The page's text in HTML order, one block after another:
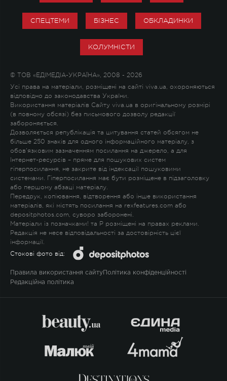
СПЕЦТЕМИ БІЗНЕС ОБКЛАДИНКИ
КОЛУМНІСТИ
© ТОВ «ЕДІМЕДІА-УКРАЇНА», 2008 - 2026
Усі права на матеріали, розміщені на сайті viva.ua, охороняються
відповідно до законодавства України.
Використання матеріалів Сайту viva.ua в оригінальному розмірі
(в повному обсязі) без письмового дозволу редакції
забороняється.
Дозволяється републікація та цитування статей обсягом не
більше 250 знаків для одного інформаційного матеріалу, з
обов'язковим зазначенням посилання на джерело, а для
Інтернет-ресурсів – пряме для пошукових систем
гіперпосилання, не закрите від індексації пошуковими
системами. Гіперпосилання має бути розміщене в підзаголовку
або першому абзаці матеріалу.
Передрук, копіювання, відтворення або інше використання
матеріалів, які містять посилання на rexfeatures.com або
depositphotos.com, суворо заборонені.
Матеріали із позначками! та P розміщені на правах реклами.
Редакція не несе відповідальності за достовірність цієї
інформації.
Стокові фото від:
Правила використання сайту Політика конфіденційності
Редакційна політика